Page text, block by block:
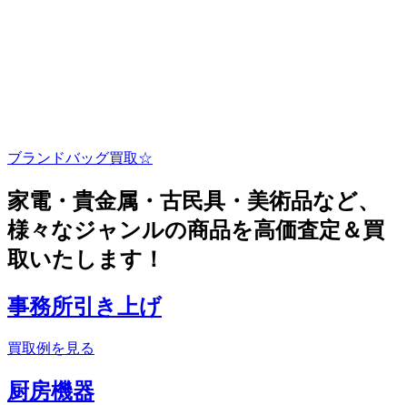
ブランドバッグ買取☆
家電・貴金属・古民具・美術品など、
様々なジャンルの商品を高価査定＆買
取いたします！
事務所引き上げ
買取例を見る
厨房機器